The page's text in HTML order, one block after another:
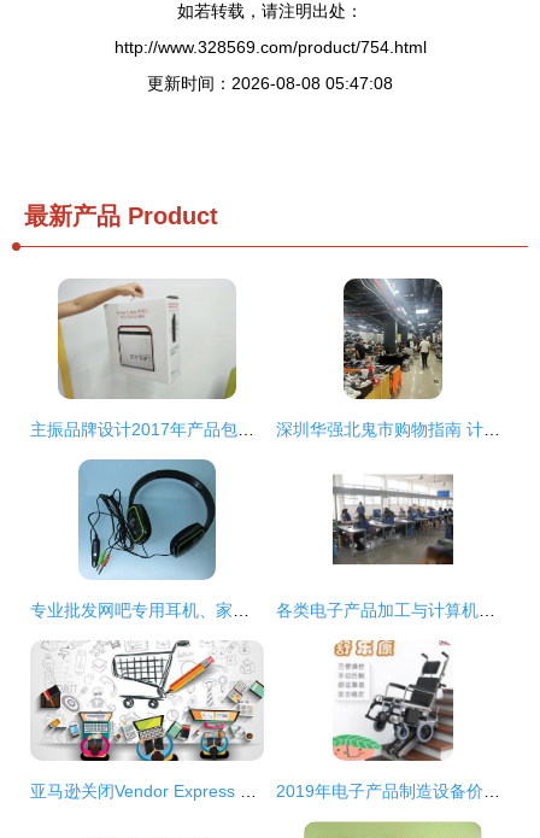
如若转载，请注明出处：
http://www.328569.com/product/754.html
更新时间：2026-08-08 05:47:08
最新产品 Product